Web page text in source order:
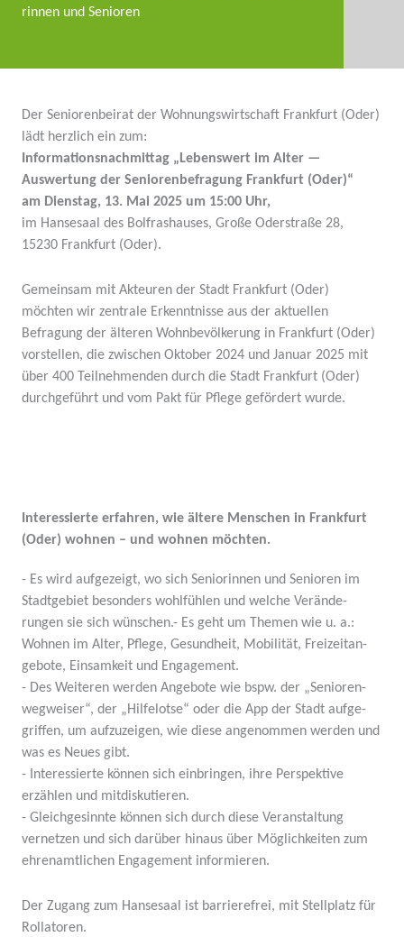
rinnen und Senioren
Der Senio­ren­beirat der Wohnungs­wirt­schaft Frankfurt (Oder)
lädt herzlich ein zum:
Infor­ma­ti­ons­nach­mittag „Lebenswert im Alter —
Auswertung der Senio­ren­be­fragung Frankfurt (Oder)“
am Dienstag, 13. Mai 2025 um 15:00 Uhr,
im Hansesaal des Bolfras­hauses, Große Oderstraße 28,
15230 Frankfurt (Oder).
Gemeinsam mit Akteuren der Stadt Frankfurt (Oder)
möchten wir zentrale Erkennt­nisse aus der aktuellen
Befragung der älteren Wohnbe­völ­kerung in Frankfurt (Oder)
vorstellen, die zwischen Oktober 2024 und Januar 2025 mit
über 400 Teilneh­menden durch die Stadt Frankfurt (Oder)
durch­ge­führt und vom Pakt für Pflege gefördert wurde.
Inter­es­sierte erfahren, wie ältere Menschen in Frankfurt
(Oder) wohnen – und wohnen möchten.
- Es wird aufge­zeigt, wo sich Senio­rinnen und Senioren im
Stadt­gebiet besonders wohlfühlen und welche Verän­de­
rungen sie sich wünschen.- Es geht um Themen wie u. a.:
Wohnen im Alter, Pflege, Gesundheit, Mobilität, Freizeit­an­
gebote, Einsamkeit und Engagement.
- Des Weiteren werden Angebote wie bspw. der „Senio­ren­
weg­weiser“, der „Hilfe­lotse“ oder die App der Stadt aufge­
griffen, um aufzu­zeigen, wie diese angenommen werden und
was es Neues gibt.
- Inter­es­sierte können sich einbringen, ihre Perspektive
erzählen und mitdis­ku­tieren.
- Gleich­ge­sinnte können sich durch diese Veran­staltung
vernetzen und sich darüber hinaus über Möglich­keiten zum
ehren­amt­lichen Engagement infor­mieren.
Der Zugang zum Hansesaal ist barrie­refrei, mit Stell­platz für
Rolla­toren.